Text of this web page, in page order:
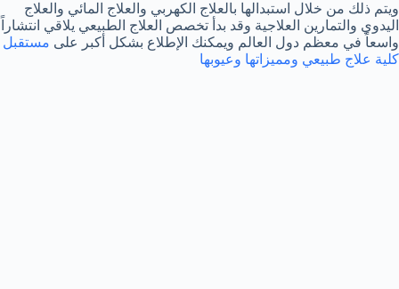
ويتم ذلك من خلال استبدالها بالعلاج الكهربي والعلاج المائي والعلاج
اليدوي والتمارين العلاجية وقد بدأ تخصص العلاج الطبيعي يلاقي انتشاراً
واسعاً في معظم دول العالم ويمكنك الإطلاع بشكل أكبر على مستقبل
كلية علاج طبيعي ومميزاتها وعيوبها